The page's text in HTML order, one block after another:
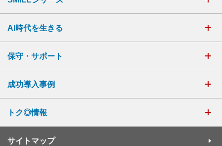
AI時代を生きる
保守・サポート
成功導入事例
トク◎情報
サイトマップ